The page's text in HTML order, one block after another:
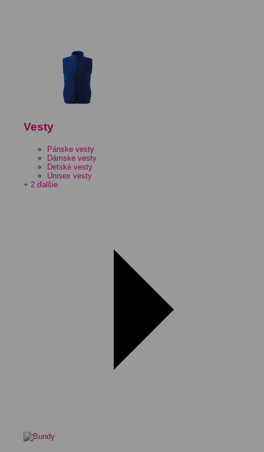
Vesty
Pánske vesty
Dámske vesty
Detské vesty
Unisex vesty
+ 2 ďalšie